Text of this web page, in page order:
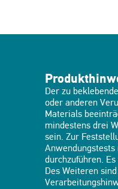
Der zu
oder anderen
Materials
mindestens drei
sein. Zur
durchzuführen.
Des Weiteren